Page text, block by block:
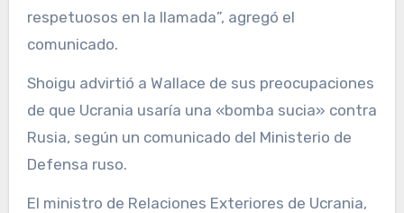
respetuosos en la llamada”, agregó el
comunicado.
Shoigu advirtió a Wallace de sus preocupaciones
de que Ucrania usaría una «bomba sucia» contra
Rusia, según un comunicado del Ministerio de
Defensa ruso.
El ministro de Relaciones Exteriores de Ucrania,